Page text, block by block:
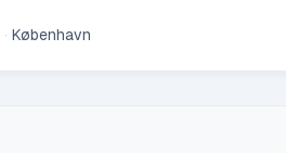
· København